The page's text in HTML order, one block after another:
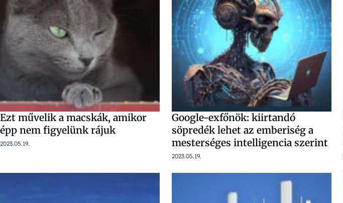
Ezt művelik a macskák, amikor
épp nem figyelünk rájuk
2023.05.19.
Google-exfőnök: kiirtandó
söpredék lehet az emberiség a
mesterséges intelligencia szerint
2023.05.19.